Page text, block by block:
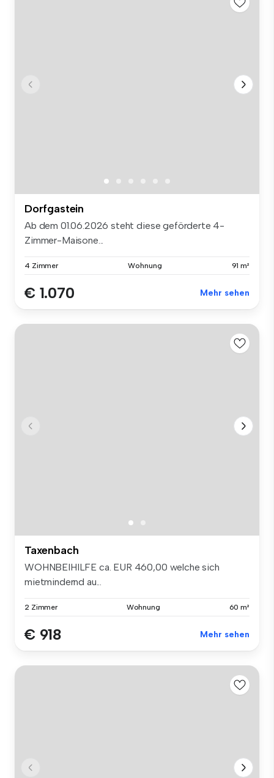
Dorfgastein
Ab dem 01.06.2026 steht diese geförderte 4-
Zimmer-Maisone...
4 Zimmer Wohnung 91 m²
€ 1.070 Mehr sehen
Taxenbach
WOHNBEIHILFE ca. EUR 460,00 welche sich
mietmindernd au...
2 Zimmer Wohnung 60 m²
€ 918 Mehr sehen